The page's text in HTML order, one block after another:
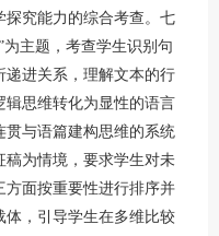
探究能力的综合考查。七
主题，考查学生识别句
递进关系，理解文本的行
辑思维转化为显性的语言
贯与语篇建构思维的系统
稿为情境，要求学生对未
方面按重要性进行排序并
体，引导学生在多维比较